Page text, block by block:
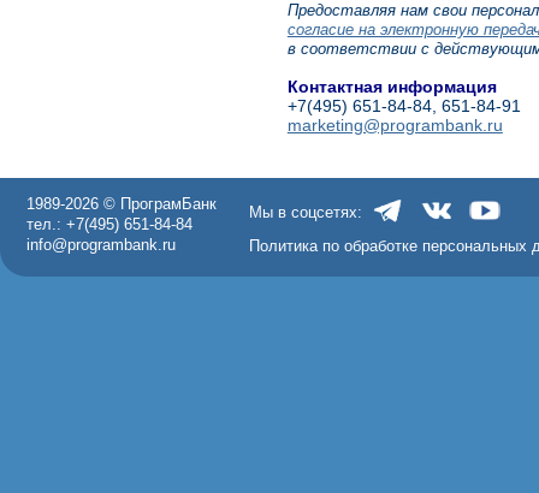
Предоставляя нам свои
согласие на электронную
в соответствии с
Контактная информация
+7(495) 651-84-84, 651-84-91
marketing@programbank.ru
1989-2026 © ПрограмБанк
тел.: +7(495) 651-84-84
info@programbank.ru
Мы в соцсетях:
Политика по обработке персональных